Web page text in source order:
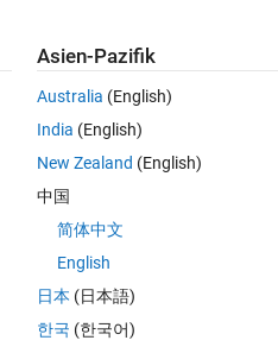
Ganesh Naik
am 18 Mär. 2022
am 18 Mär. 2022
Akzeptiert:
Asien-Pazifik
Australia (English)
India (English)
New Zealand (English)
中国
简体中文
English
日本 (日本語)
한국 (한국어)